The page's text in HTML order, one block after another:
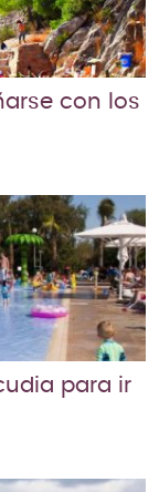
con los
para ir